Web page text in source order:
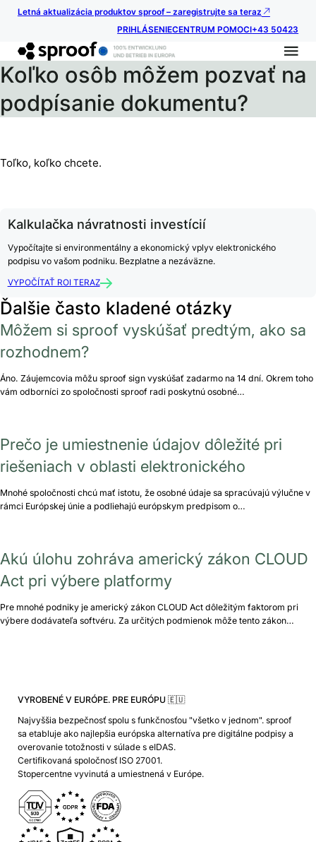
Letná aktualizácia produktov sproof – zaregistrujte sa teraz
PRIHLÁSENIECENTRUM POMOCI+43 50423
Koľko osôb môžem pozvať na
podpísanie dokumentu?
Toľko, koľko chcete.
Kalkulačka návratnosti investícií
Vypočítajte si environmentálny a ekonomický vplyv elektronického
podpisu vo vašom podniku. Bezplatne a nezáväzne.
VYPOČÍTAŤ ROI TERAZ
Ďalšie často kladené otázky
Môžem si sproof vyskúšať predtým, ako sa
rozhodnem?
Áno. Záujemcovia môžu sproof sign vyskúšať zadarmo na 14 dní. Okrem toho
vám odborníci zo spoločnosti sproof radi poskytnú osobné…
Prečo je umiestnenie údajov dôležité pri
riešeniach v oblasti elektronického
Mnohé spoločnosti chcú mať istotu, že osobné údaje sa spracúvajú výlučne v
rámci Európskej únie a podliehajú európskym predpisom o…
Akú úlohu zohráva americký zákon CLOUD
Act pri výbere platformy
Pre mnohé podniky je americký zákon CLOUD Act dôležitým faktorom pri
výbere dodávateľa softvéru. Za určitých podmienok môže tento zákon…
VYROBENÉ V EURÓPE. PRE EURÓPU 🇪🇺
Najvyššia bezpečnosť spolu s funkčnosťou "všetko v jednom". sproof
sa etabluje ako najlepšia európska alternatíva pre digitálne podpisy a
overovanie totožnosti v súlade s eIDAS.
Certifikovaná spoločnosť ISO 27001.
Stopercentne vyvinutá a umiestnená v Európe.